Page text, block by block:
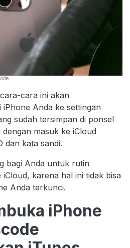
cara ini akan
iPhone Anda ke settingan
sudah tersimpan di ponsel
masuk ke iCloud
dan kata sandi.
bagi Anda untuk rutin
karena hal ini tidak bisa
Anda terkunci.
iPhone